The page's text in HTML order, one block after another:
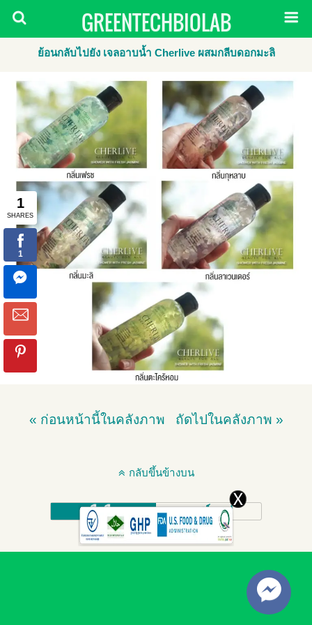
GREENTECHBIOLAB
ย้อนกลับไปยัง เจลอาบน้ำ Cherlive ผสมกลีบดอกมะลิ
« ก่อนหน้านี้ในคลังภาพ ถัดไปในคลังภาพ »
กลับขึ้นข้างบน
มือถือ เดสก์ทอป